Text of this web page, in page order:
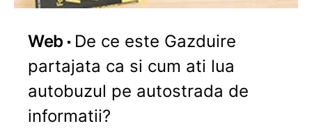
Web
De ce este Gazduire
partajata ca si cum ati lua
autobuzul pe autostrada de
informatii?